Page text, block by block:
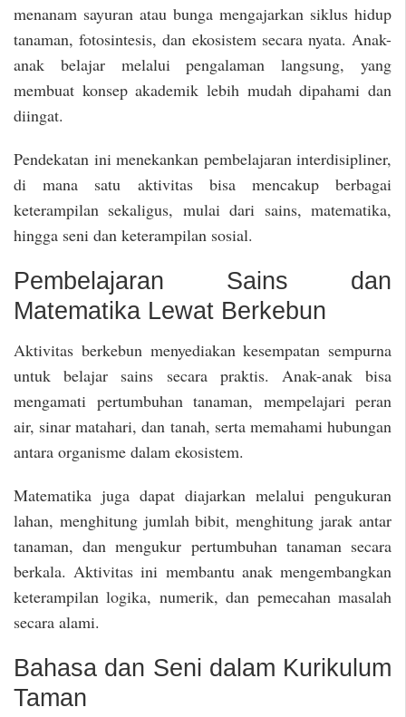
menanam sayuran atau bunga mengajarkan siklus hidup
tanaman, fotosintesis, dan ekosistem secara nyata. Anak-
anak belajar melalui pengalaman langsung, yang
membuat konsep akademik lebih mudah dipahami dan
diingat.
Pendekatan ini menekankan pembelajaran interdisipliner,
di mana satu aktivitas bisa mencakup berbagai
keterampilan sekaligus, mulai dari sains, matematika,
hingga seni dan keterampilan sosial.
Pembelajaran Sains dan
Matematika Lewat Berkebun
Aktivitas berkebun menyediakan kesempatan sempurna
untuk belajar sains secara praktis. Anak-anak bisa
mengamati pertumbuhan tanaman, mempelajari peran
air, sinar matahari, dan tanah, serta memahami hubungan
antara organisme dalam ekosistem.
Matematika juga dapat diajarkan melalui pengukuran
lahan, menghitung jumlah bibit, menghitung jarak antar
tanaman, dan mengukur pertumbuhan tanaman secara
berkala. Aktivitas ini membantu anak mengembangkan
keterampilan logika, numerik, dan pemecahan masalah
secara alami.
Bahasa dan Seni dalam Kurikulum
Taman